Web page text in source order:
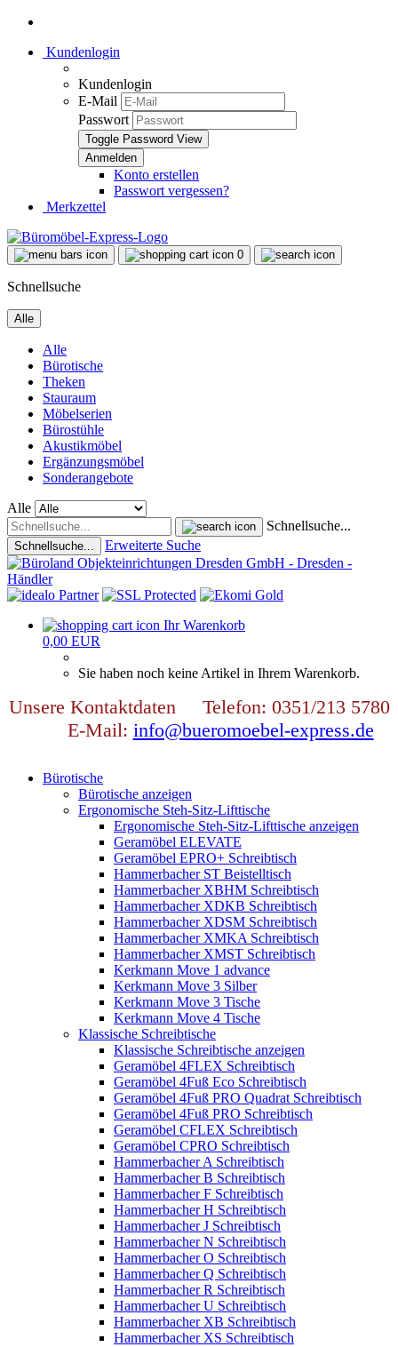
Kundenlogin
Kundenlogin
E-Mail
Passwort
Toggle Password View
Konto erstellen
Passwort vergessen?
Merkzettel
0
Schnellsuche
Alle
Alle
Bürotische
Theken
Stauraum
Möbelserien
Bürostühle
Akustikmöbel
Ergänzungsmöbel
Sonderangebote
Alle
Schnellsuche...
Schnellsuche... Erweiterte Suche
Ihr Warenkorb
0,00 EUR
Sie haben noch keine Artikel in Ihrem Warenkorb.
Unsere Kontaktdaten Telefon: 0351/213 5780
E-Mail: info@bueromoebel-express.de
Bürotische
Bürotische anzeigen
Ergonomische Steh-Sitz-Lifttische
Ergonomische Steh-Sitz-Lifttische anzeigen
Geramöbel ELEVATE
Geramöbel EPRO+ Schreibtisch
Hammerbacher ST Beistelltisch
Hammerbacher XBHM Schreibtisch
Hammerbacher XDKB Schreibtisch
Hammerbacher XDSM Schreibtisch
Hammerbacher XMKA Schreibtisch
Hammerbacher XMST Schreibtisch
Kerkmann Move 1 advance
Kerkmann Move 3 Silber
Kerkmann Move 3 Tische
Kerkmann Move 4 Tische
Klassische Schreibtische
Klassische Schreibtische anzeigen
Geramöbel 4FLEX Schreibtisch
Geramöbel 4Fuß Eco Schreibtisch
Geramöbel 4Fuß PRO Quadrat Schreibtisch
Geramöbel 4Fuß PRO Schreibtisch
Geramöbel CFLEX Schreibtisch
Geramöbel CPRO Schreibtisch
Hammerbacher A Schreibtisch
Hammerbacher B Schreibtisch
Hammerbacher F Schreibtisch
Hammerbacher H Schreibtisch
Hammerbacher J Schreibtisch
Hammerbacher N Schreibtisch
Hammerbacher O Schreibtisch
Hammerbacher Q Schreibtisch
Hammerbacher R Schreibtisch
Hammerbacher U Schreibtisch
Hammerbacher XB Schreibtisch
Hammerbacher XS Schreibtisch